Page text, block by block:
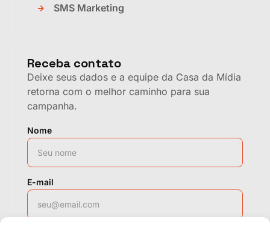
SMS Marketing
Receba contato
Deixe seus dados e a equipe da Casa da Mídia
retorna com o melhor caminho para sua
campanha.
Nome
E-mail